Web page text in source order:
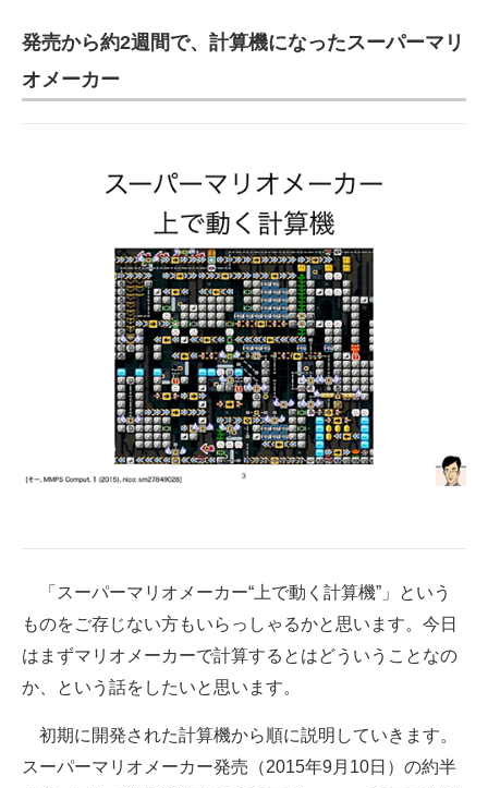
発売から約2週間で、計算機になったスーパーマリ
オメーカー
「スーパーマリオメーカー“上で動く計算機”」という
ものをご存じない方もいらっしゃるかと思います。今日
はまずマリオメーカーで計算するとはどういうことなの
か、という話をしたいと思います。
初期に開発された計算機から順に説明していきます。
スーパーマリオメーカー発売（2015年9月10日）の約半